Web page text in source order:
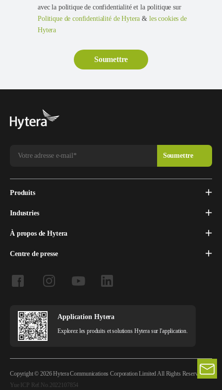
avec la politique de confidentialité et la politique sur
Politique de confidentialité de Hytera & les cookies de
Hytera
Produits
Industries
À propos de Hytera
Centre de presse
Application Hytera
Explorez les produits et solutions Hytera sur l'application.
Copyright © 2026 Hytera Communications Corporation Limited All Rights Reserved
Yue ICP Ref.No.2022107854